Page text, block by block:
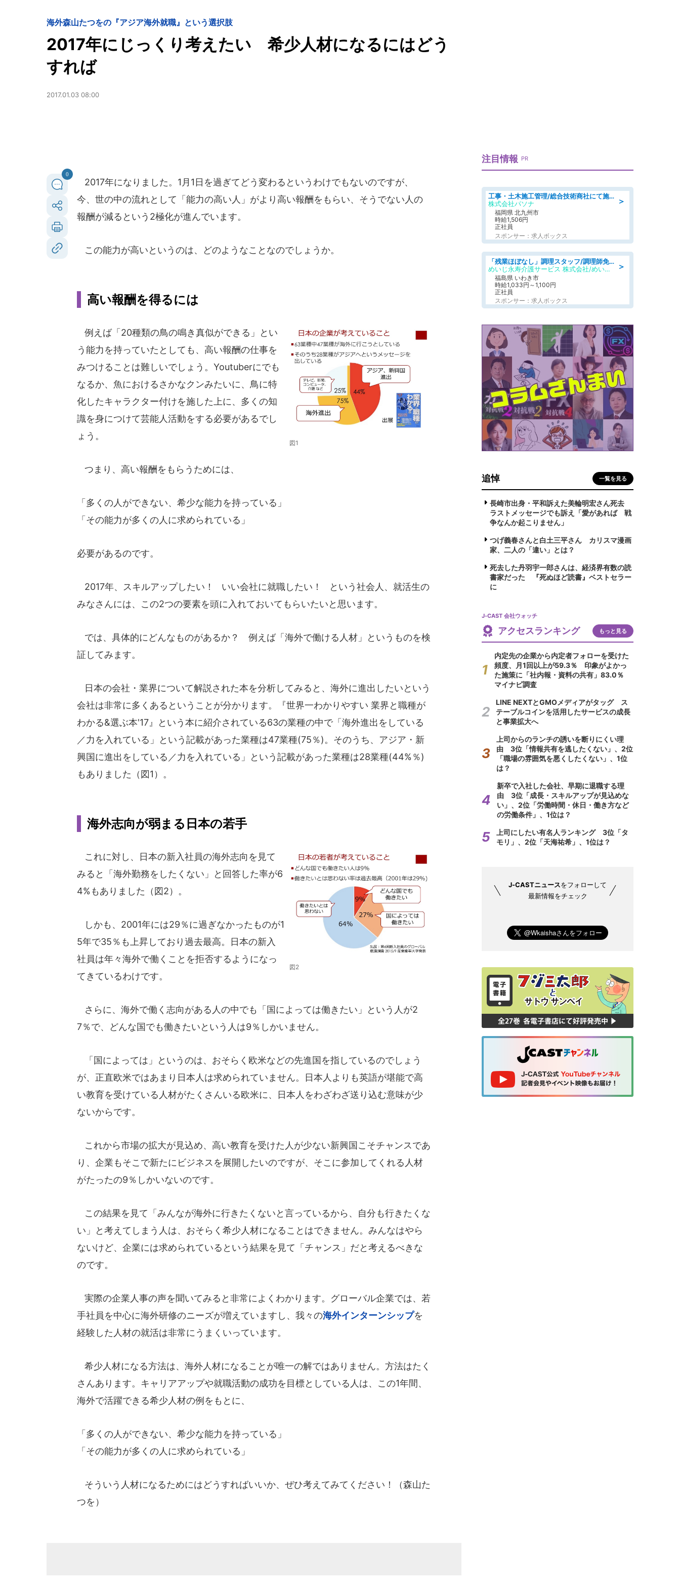
海外森山たつをの『アジア海外就職』という選択肢
2017年にじっくり考えたい 希少人材になるにはどう
すれば
2017.01.03 08:00
0
2017年になりました。1月1日を過ぎてどう変わるというわけでもないのですが、
今、世の中の流れとして「能力の高い人」がより高い報酬をもらい、そうでない人の
報酬が減るという2極化が進んでいます。
この能力が高いというのは、どのようなことなのでしょうか。
高い報酬を得るには
図1
例えば「20種類の鳥の鳴き真似ができる」とい
う能力を持っていたとしても、高い報酬の仕事を
みつけることは難しいでしょう。Youtuberにでも
なるか、魚におけるさかなクンみたいに、鳥に特
化したキャラクター付けを施した上に、多くの知
識を身につけて芸能人活動をする必要があるでし
ょう。
つまり、高い報酬をもらうためには、
「多くの人ができない、希少な能力を持っている」
「その能力が多くの人に求められている」
必要があるのです。
2017年、スキルアップしたい！ いい会社に就職したい！ という社会人、就活生の
みなさんには、この2つの要素を頭に入れておいてもらいたいと思います。
では、具体的にどんなものがあるか？ 例えば「海外で働ける人材」というものを検
証してみます。
日本の会社・業界について解説された本を分析してみると、海外に進出したいという
会社は非常に多くあるということが分かります。『世界一わかりやすい 業界と職種が
わかる&選ぶ本'17』という本に紹介されている63の業種の中で「海外進出をしている
／力を入れている」という記載があった業種は47業種(75％)。そのうち、アジア・新
興国に進出をしている／力を入れている」という記載があった業種は28業種(44%％)
もありました（図1）。
海外志向が弱まる日本の若手
図2
これに対し、日本の新入社員の海外志向を見て
みると「海外勤務をしたくない」と回答した率が6
4%もありました（図2）。
しかも、2001年には29％に過ぎなかったものが1
5年で35％も上昇しており過去最高。日本の新入
社員は年々海外で働くことを拒否するようになっ
てきているわけです。
さらに、海外で働く志向がある人の中でも「国によっては働きたい」という人が2
7％で、どんな国でも働きたいという人は9％しかいません。
「国によっては」というのは、おそらく欧米などの先進国を指しているのでしょう
が、正直欧米ではあまり日本人は求められていません。日本人よりも英語が堪能で高
い教育を受けている人材がたくさんいる欧米に、日本人をわざわざ送り込む意味が少
ないからです。
これから市場の拡大が見込め、高い教育を受けた人が少ない新興国こそチャンスであ
り、企業もそこで新たにビジネスを展開したいのですが、そこに参加してくれる人材
がたったの9％しかいないのです。
この結果を見て「みんなが海外に行きたくないと言っているから、自分も行きたくな
い」と考えてしまう人は、おそらく希少人材になることはできません。みんなはやら
ないけど、企業には求められているという結果を見て「チャンス」だと考えるべきな
のです。
実際の企業人事の声を聞いてみると非常によくわかります。グローバル企業では、若
手社員を中心に海外研修のニーズが増えていますし、我々の海外インターンシップを
経験した人材の就活は非常にうまくいっています。
希少人材になる方法は、海外人材になることが唯一の解ではありません。方法はたく
さんあります。キャリアアップや就職活動の成功を目標としている人は、この1年間、
海外で活躍できる希少人材の例をもとに、
「多くの人ができない、希少な能力を持っている」
「その能力が多くの人に求められている」
そういう人材になるためにはどうすればいいか、ぜひ考えてみてください！（森山た
つを）
注目情報 PR
＞
工事・土木施工管理/総合技術商社にて施工管理のお仕事/即日勤務可/車通勤可/工事・土木施工管理/生産・品質管理
株式会社パソナ
福岡県 北九州市
時給1,506円
正社員
スポンサー：求人ボックス
＞
「残業ほぼなし」調理スタッフ/調理師免許必須/正職員/日勤のみ/住宅型有料老人ホーム
めいじ永寿介護サービス 株式会社/めいじ永寿介護サービスセンター
福島県 いわき市
時給1,033円～1,100円
正社員
スポンサー：求人ボックス
追悼 一覧を見る
長崎市出身・平和訴えた美輪明宏さん死去
ラストメッセージでも訴え「愛があれば 戦
争なんか起こりません」
つげ義春さんと白土三平さん カリスマ漫画
家、二人の「違い」とは？
死去した丹羽宇一郎さんは、経済界有数の読
書家だった 『死ぬほど読書』ベストセラー
に
J-CAST 会社ウォッチ
アクセスランキング もっと見る
内定先の企業から内定者フォローを受けた
頻度、月1回以上が59.3％ 印象がよかっ
た施策に「社内報・資料の共有」83.0％
マイナビ調査
LINE NEXTとGMOメディアがタッグ ス
テーブルコインを活用したサービスの成長
と事業拡大へ
上司からのランチの誘いを断りにくい理
由 3位「情報共有を逃したくない」、2位
「職場の雰囲気を悪くしたくない」、1位
は？
新卒で入社した会社、早期に退職する理
由 3位「成長・スキルアップが見込めな
い」、2位「労働時間・休日・働き方など
の労働条件」、1位は？
上司にしたい有名人ランキング 3位「タ
モリ」、2位「天海祐希」、1位は？
J-CASTニュースをフォローして
最新情報をチェック